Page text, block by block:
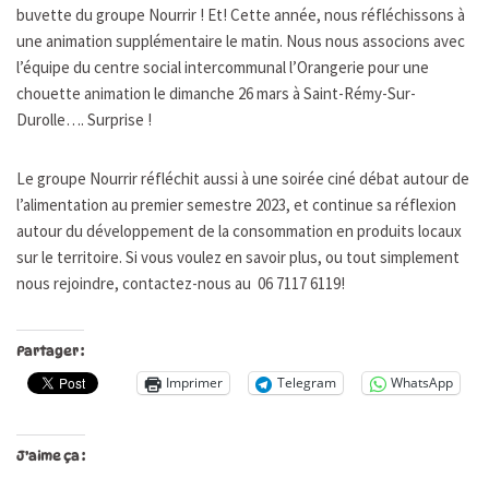
buvette du groupe Nourrir ! Et! Cette année, nous réfléchissons à
une animation supplémentaire le matin. Nous nous associons avec
l’équipe du centre social intercommunal l’Orangerie pour une
chouette animation le dimanche 26 mars à Saint-Rémy-Sur-
Durolle…. Surprise !
Le groupe Nourrir réfléchit aussi à une soirée ciné débat autour de
l’alimentation au premier semestre 2023, et continue sa réflexion
autour du développement de la consommation en produits locaux
sur le territoire. Si vous voulez en savoir plus, ou tout simplement
nous rejoindre, contactez-nous au 06 7117 6119!
Partager :
Imprimer Telegram WhatsApp
J’aime ça :